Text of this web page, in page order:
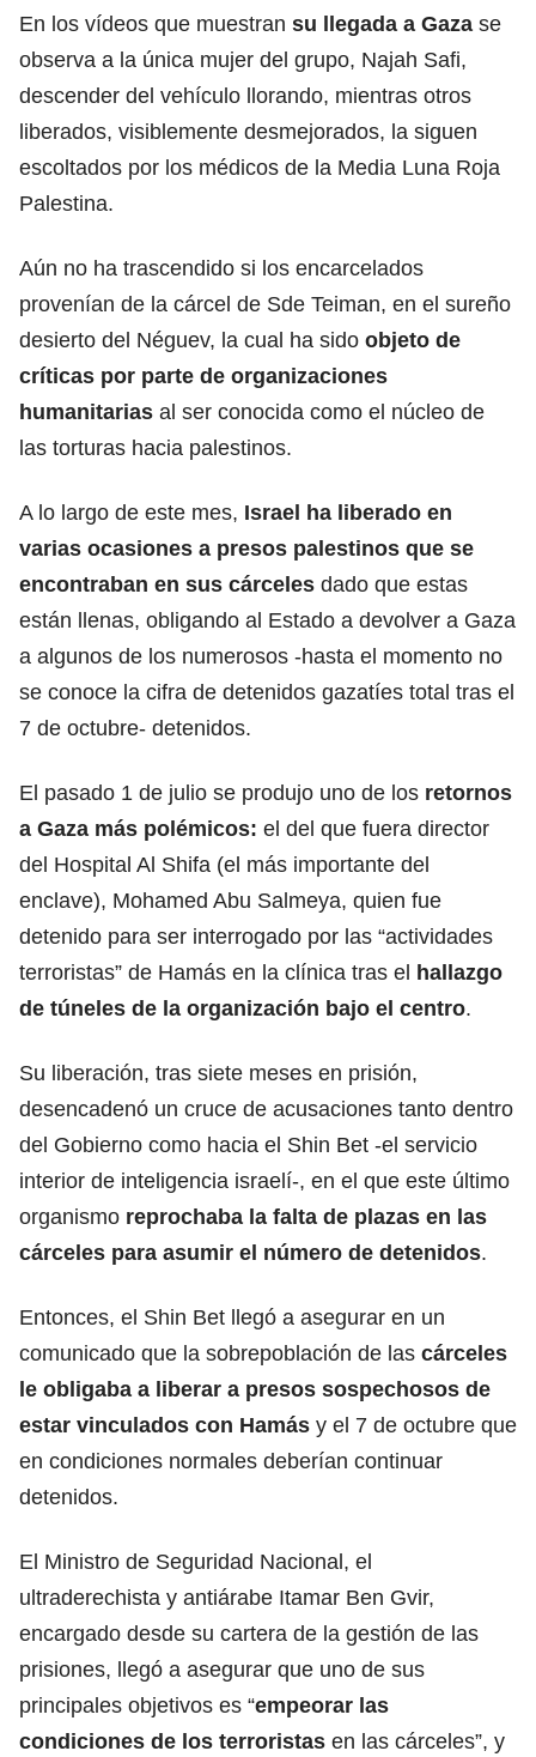
En los vídeos que muestran su llegada a Gaza se
observa a la única mujer del grupo, Najah Safi,
descender del vehículo llorando, mientras otros
liberados, visiblemente desmejorados, la siguen
escoltados por los médicos de la Media Luna Roja
Palestina.
Aún no ha trascendido si los encarcelados
provenían de la cárcel de Sde Teiman, en el sureño
desierto del Néguev, la cual ha sido objeto de
críticas por parte de organizaciones
humanitarias al ser conocida como el núcleo de
las torturas hacia palestinos.
A lo largo de este mes, Israel ha liberado en
varias ocasiones a presos palestinos que se
encontraban en sus cárceles dado que estas
están llenas, obligando al Estado a devolver a Gaza
a algunos de los numerosos -hasta el momento no
se conoce la cifra de detenidos gazatíes total tras el
7 de octubre- detenidos.
El pasado 1 de julio se produjo uno de los retornos
a Gaza más polémicos: el del que fuera director
del Hospital Al Shifa (el más importante del
enclave), Mohamed Abu Salmeya, quien fue
detenido para ser interrogado por las “actividades
terroristas” de Hamás en la clínica tras el hallazgo
de túneles de la organización bajo el centro.
Su liberación, tras siete meses en prisión,
desencadenó un cruce de acusaciones tanto dentro
del Gobierno como hacia el Shin Bet -el servicio
interior de inteligencia israelí-, en el que este último
organismo reprochaba la falta de plazas en las
cárceles para asumir el número de detenidos.
Entonces, el Shin Bet llegó a asegurar en un
comunicado que la sobrepoblación de las cárceles
le obligaba a liberar a presos sospechosos de
estar vinculados con Hamás y el 7 de octubre que
en condiciones normales deberían continuar
detenidos.
El Ministro de Seguridad Nacional, el
ultraderechista y antiárabe Itamar Ben Gvir,
encargado desde su cartera de la gestión de las
prisiones, llegó a asegurar que uno de sus
principales objetivos es “empeorar las
condiciones de los terroristas en las cárceles”, y